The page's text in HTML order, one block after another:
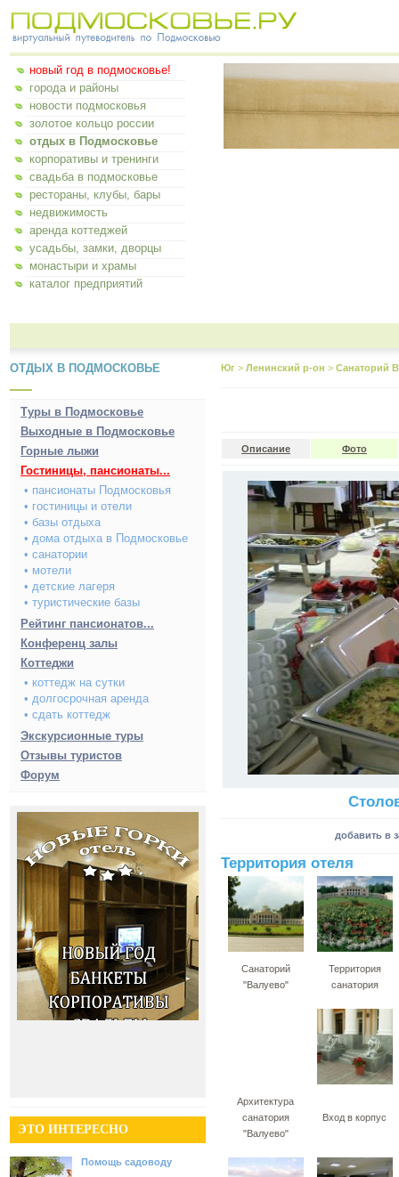
новый год в подмосковье!
города и районы
новости подмосковья
золотое кольцо россии
отдых в Подмосковье
корпоративы и тренинги
свадьба в подмосковье
рестораны, клубы, бары
недвижимость
аренда коттеджей
усадьбы, замки, дворцы
монастыри и храмы
каталог предприятий
ОТДЫХ В ПОДМОСКОВЬЕ
Туры в Подмосковье
Выходные в Подмосковье
Горные лыжи
Гостиницы, пансионаты...
• пансионаты Подмосковья
• гостиницы и отели
• базы отдыха
• дома отдыха в Подмосковье
• санатории
• мотели
• детские лагеря
• туристические базы
Рейтинг пансионатов...
Конференц залы
Коттеджи
• коттедж на сутки
• долгосрочная аренда
• сдать коттедж
Экскурсионные туры
Отзывы туристов
Форум
ЭТО ИНТЕРЕСНО
Помощь садоводу
Юг > Ленинский р-он > Санаторий
Описание Фото
добавить в
Территория отеля
Санаторий
"Валуево"
Территория
санатория
Архитектура
санатория
"Валуево"
Вход в корпус